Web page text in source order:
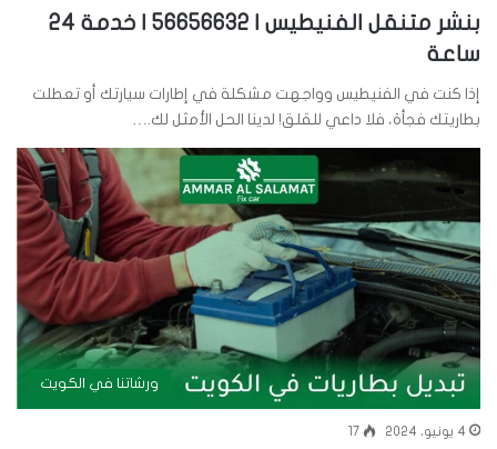
بنشر متنقل الفنيطيس | 56656632 | خدمة 24
ساعة
إذا كنت في الفنيطيس وواجهت مشكلة في إطارات سيارتك أو تعطلت
بطاريتك فجأة، فلا داعي للقلق! لدينا الحل الأمثل لك.…
ورشاتنا في الكويت
4 يونيو، 2024 17